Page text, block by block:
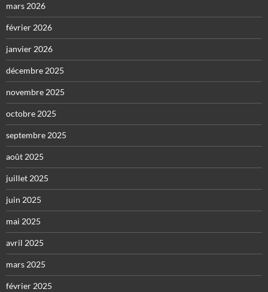
mars 2026
février 2026
janvier 2026
décembre 2025
novembre 2025
octobre 2025
septembre 2025
août 2025
juillet 2025
juin 2025
mai 2025
avril 2025
mars 2025
février 2025